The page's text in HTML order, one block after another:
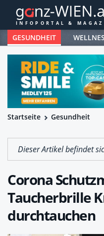
GESUNDHEIT
Startseite Gesundheit
Dieser Artikel befindet
Corona
Taucherbrille
durchtauchen